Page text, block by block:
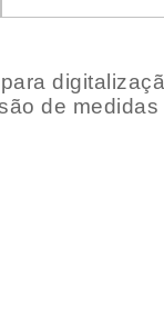
de medidas